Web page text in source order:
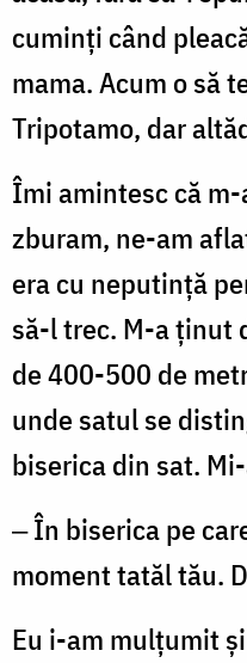
cuminți când
mama. Acum o să
Tripotamo, dar
Îmi amintesc că
zburam, ne-am
era cu neputință
să-l trec. M-a ținut
de 400-500 de
unde satul se
biserica din sat.
‒ În biserica pe
moment tatăl tău.
Eu i-am mulțumit